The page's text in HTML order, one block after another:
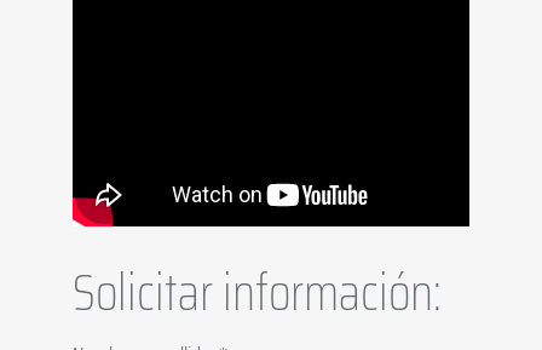
Solicitar información: